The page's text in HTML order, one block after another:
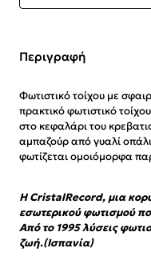
Περιγραφή
Φωτιστικό τοίχου με
πρακτικό φωτιστικό
στο κεφαλάρι του
αμπαζούρ από γυαλί
φωτίζεται ομοιόμορφα
Η CristalRecord, μια
εσωτερικού φωτισμού
Από το 1995 λύσεις
ζωή.(Ισπανία)